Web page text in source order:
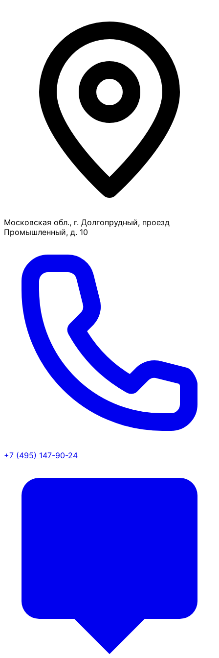
Московская обл., г. Долгопрудный, проезд
Промышленный, д. 10
+7 (495) 147-90-24